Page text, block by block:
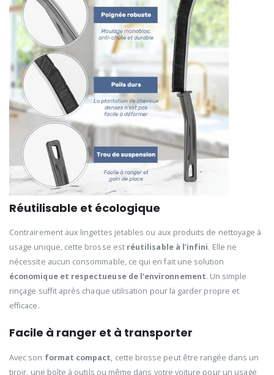
Réutilisable et écologique
Contrairement aux lingettes jetables ou aux produits de nettoyage à
usage unique, cette brosse est réutilisable à l’infini. Elle ne
nécessite aucun consommable, ce qui en fait une solution
économique et respectueuse de l’environnement. Un simple
rinçage suffit après chaque utilisation pour la garder propre et
efficace.
Facile à ranger et à transporter
Avec son format compact, cette brosse peut être rangée dans un
tiroir, une boîte à outils ou même dans votre voiture pour un usage